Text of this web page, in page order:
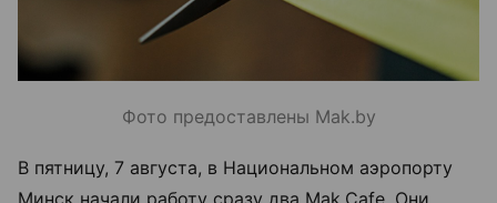
Фото предоставлены Mak.by
В пятницу, 7 августа, в Национальном аэропорту
Минск начали работу сразу два Mak.Cafe. Они